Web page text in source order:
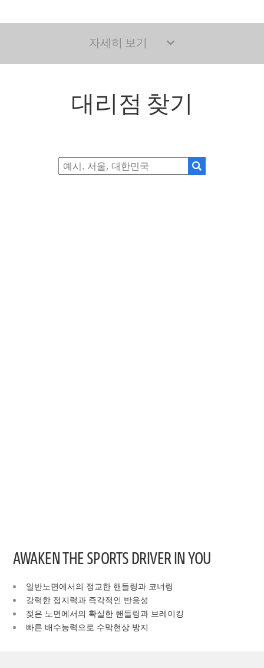
자세히 보기
대리점 찾기
AWAKEN THE SPORTS DRIVER IN YOU
일반노면에서의 정교한 핸들링과 코너링
강력한 접지력과 즉각적인 반응성
젖은 노면에서의 확실한 핸들링과 브레이킹
빠른 배수능력으로 수막현상 방지